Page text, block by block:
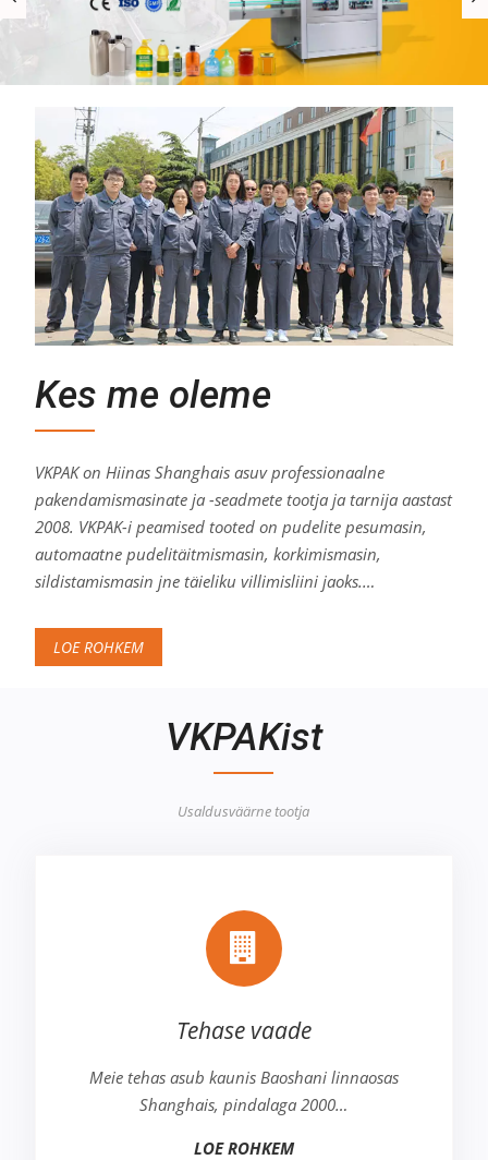
Kes me oleme
VKPAK on Hiinas Shanghais asuv professionaalne
pakendamismasinate ja -seadmete tootja ja tarnija aastast
2008. VKPAK-i peamised tooted on pudelite pesumasin,
automaatne pudelitäitmismasin, korkimismasin,
sildistamismasin jne täieliku villimisliini jaoks.…
LOE ROHKEM
VKPAKist
Usaldusväärne tootja
Tehase vaade
Meie tehas asub kaunis Baoshani linnaosas
Shanghais, pindalaga 2000…
LOE ROHKEM